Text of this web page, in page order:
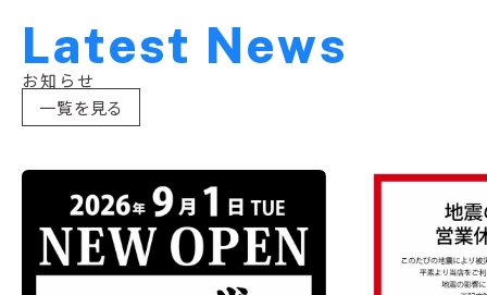
Latest News
お知らせ
一覧を見る